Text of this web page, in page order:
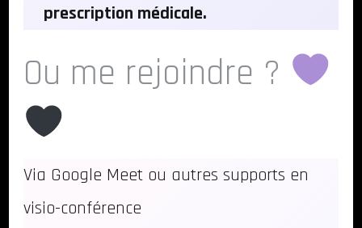
prescription médicale.
Ou me rejoindre ?
Via Google Meet ou autres supports en
visio-conférence